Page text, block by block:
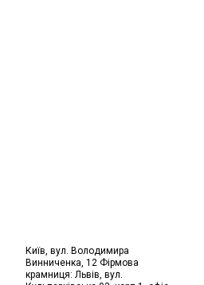
Київ, вул. Володимира
Винниченка, 12 Фірмова
крамниця: Львів, вул.